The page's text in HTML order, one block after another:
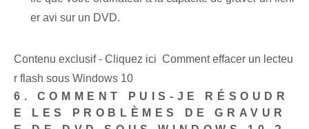
er ⁢avi sur un DVD.
Contenu exclusif - Cliquez ici Comment effacer un lecteu
r flash sous Windows 10
6. COMMENT PUIS-JE RÉSOUDR
E LES PROBLÈMES DE GRAVUR